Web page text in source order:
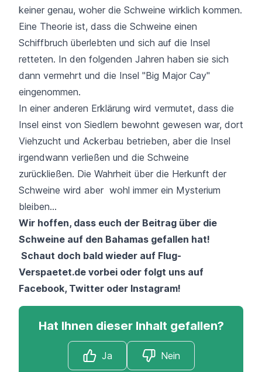
keiner genau, woher die Schweine wirklich kommen.
Eine Theorie ist, dass die Schweine einen
Schiffbruch überlebten und sich auf die Insel
retteten. In den folgenden Jahren haben sie sich
dann vermehrt und die Insel "Big Major Cay"
eingenommen.
In einer anderen Erklärung wird vermutet, dass die
Insel einst von Siedlern bewohnt gewesen war, dort
Viehzucht und Ackerbau betrieben, aber die Insel
irgendwann verließen und die Schweine
zurückließen. Die Wahrheit über die Herkunft der
Schweine wird aber wohl immer ein Mysterium
bleiben...
Wir hoffen, dass euch der Beitrag über die
Schweine auf den Bahamas gefallen hat!
Schaut doch bald wieder auf Flug-
Verspaetet.de vorbei oder folgt uns auf
Facebook, Twitter oder Instagram!
Hat Ihnen dieser Inhalt gefallen?
Ja Nein